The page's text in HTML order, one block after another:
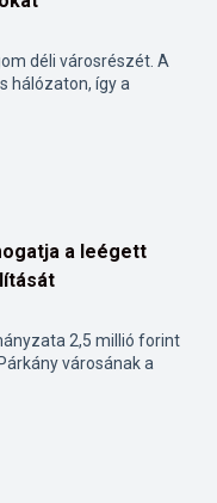
déli városrészét. A
hálózaton, így a
a leégett
2,5 millió forint
városának a